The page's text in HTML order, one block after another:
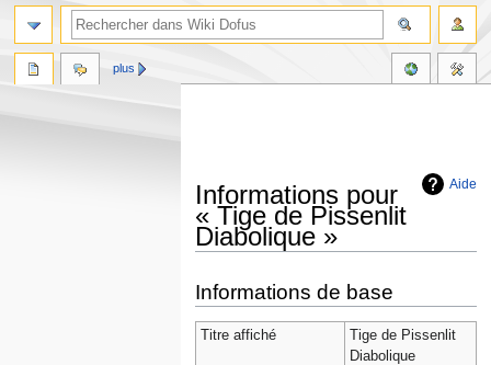
Aide
Informations pour
« Tige de Pissenlit
Diabolique »
à
la
navigation
à
la
recherche
Informations de base
Titre affiché
Tige de Pissenlit
Diabolique
plus